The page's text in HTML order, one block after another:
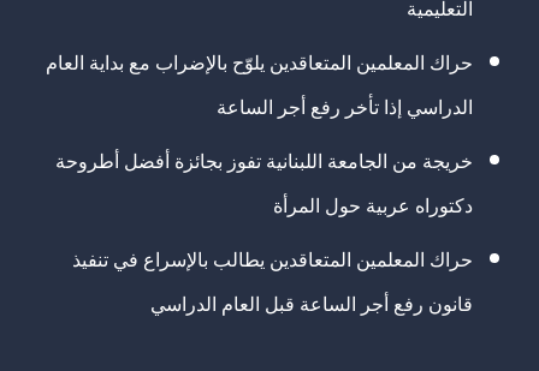
التعليمية
حراك المعلمين المتعاقدين يلوّح بالإضراب مع بداية العام
الدراسي إذا تأخر رفع أجر الساعة
خريجة من الجامعة اللبنانية تفوز بجائزة أفضل أطروحة
دكتوراه عربية حول المرأة
حراك المعلمين المتعاقدين يطالب بالإسراع في تنفيذ
قانون رفع أجر الساعة قبل العام الدراسي